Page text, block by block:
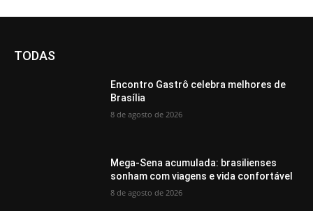
TODAS
Encontro Gastrô celebra melhores de
Brasília
8 de agosto de 2026
Mega-Sena acumulada: brasilienses
sonham com viagens e vida confortável
8 de agosto de 2026